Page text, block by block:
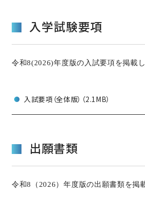
入学試験要項
令和8(2026)年度版の入試要項を掲載し
入試要項（全体版）（2.1MB）
出願書類
令和8（2026）年度版の出願書類を掲